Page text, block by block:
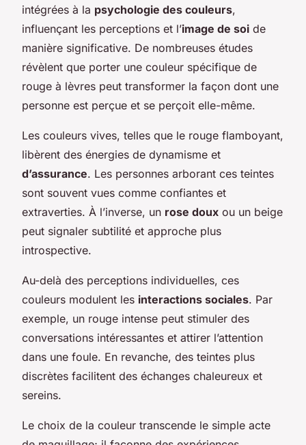
intégrées à la psychologie des couleurs,
influençant les perceptions et l’image de soi de
manière significative. De nombreuses études
révèlent que porter une couleur spécifique de
rouge à lèvres peut transformer la façon dont une
personne est perçue et se perçoit elle-même.
Les couleurs vives, telles que le rouge flamboyant,
libèrent des énergies de dynamisme et
d’assurance. Les personnes arborant ces teintes
sont souvent vues comme confiantes et
extraverties. À l’inverse, un rose doux ou un beige
peut signaler subtilité et approche plus
introspective.
Au-delà des perceptions individuelles, ces
couleurs modulent les interactions sociales. Par
exemple, un rouge intense peut stimuler des
conversations intéressantes et attirer l’attention
dans une foule. En revanche, des teintes plus
discrètes facilitent des échanges chaleureux et
sereins.
Le choix de la couleur transcende le simple acte